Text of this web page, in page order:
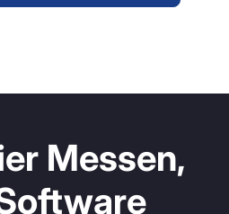
Messen,